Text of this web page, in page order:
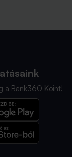
a Bank360 Koint!